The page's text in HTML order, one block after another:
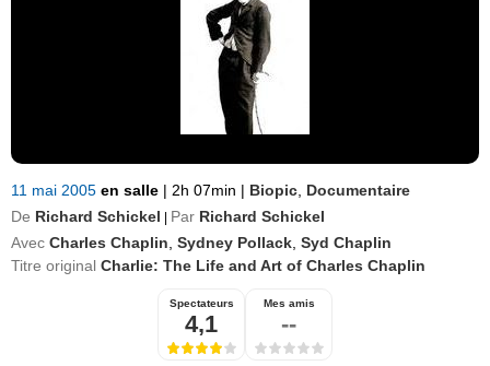
11 mai 2005 en salle | 2h 07min | Biopic Documentaire
De Richard Schickel Par Richard Schickel
Avec Charles Chaplin Sydney Pollack Syd Chaplin
Titre original Charlie: The Life and Art of Charles Chaplin
Spectateurs
4,1
Mes amis
--